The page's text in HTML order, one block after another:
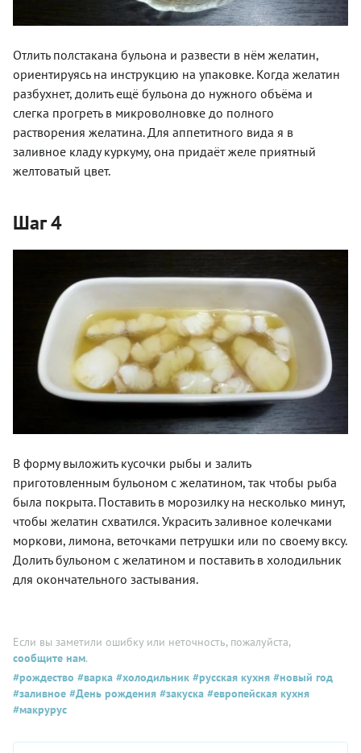
Отлить полстакана бульона и развести в нём желатин,
ориентируясь на инструкцию на упаковке. Когда желатин
разбухнет, долить ещё бульона до нужного объёма и
слегка прогреть в микроволновке до полного
растворения желатина. Для аппетитного вида я в
заливное кладу куркуму, она придаёт желе приятный
желтоватый цвет.
Шаг 4
В форму выложить кусочки рыбы и залить
приготовленным бульоном с желатином, так чтобы рыба
была покрыта. Поставить в морозилку на несколько минут,
чтобы желатин схватился. Украсить заливное колечками
моркови, лимона, веточками петрушки или по своему вксу.
Долить бульоном с желатином и поставить в холодильник
для окончательного застывания.
Если вы заметили ошибку или неточность, пожалуйста,
сообщите нам.
#рождество #варка #холодильник #русская кухня #новый год
#заливное #День рождения #закуска #европейская кухня
#макрурус